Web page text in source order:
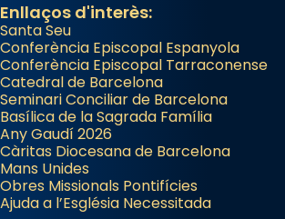
Enllaços d'interès:
Santa Seu
Conferència Episcopal Espanyola
Conferència Episcopal Tarraconense
Catedral de Barcelona
Seminari Conciliar de Barcelona
Basílica de la Sagrada Família
Any Gaudí 2026
Càritas Diocesana de Barcelona
Mans Unides
Obres Missionals Pontifícies
Ajuda a l’Església Necessitada